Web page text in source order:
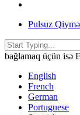
Pulsuz
bağlamaq üçün isə
English
French
German
Portuguese